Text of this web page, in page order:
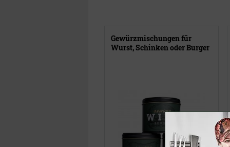
Gewürzmischungen für
Wurst, Schinken oder Burger